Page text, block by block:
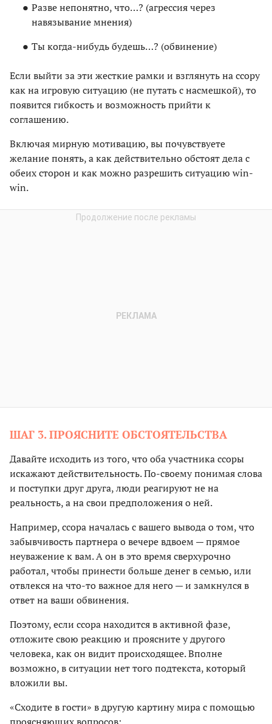
Разве непонятно, что…? (агрессия через
навязывание мнения)
Ты когда-нибудь будешь…? (обвинение)
Если выйти за эти жесткие рамки и взглянуть на ссору
как на игровую ситуацию (не путать с насмешкой), то
появится гибкость и возможность прийти к
соглашению.
Включая мирную мотивацию, вы почувствуете
желание понять, а как действительно обстоят дела с
обеих сторон и как можно разрешить ситуацию win-
win.
ШАГ 3. ПРОЯСНИТЕ ОБСТОЯТЕЛЬСТВА
Давайте исходить из того, что оба участника ссоры
искажают действительность. По-своему понимая слова
и поступки друг друга, люди реагируют не на
реальность, а на свои предположения о ней.
Например, ссора началась с вашего вывода о том, что
забывчивость партнера о вечере вдвоем — прямое
неуважение к вам. А он в это время сверхурочно
работал, чтобы принести больше денег в семью, или
отвлекся на что-то важное для него — и замкнулся в
ответ на ваши обвинения.
Поэтому, если ссора находится в активной фазе,
отложите свою реакцию и проясните у другого
человека, как он видит происходящее. Вполне
возможно, в ситуации нет того подтекста, который
вложили вы.
«Сходите в гости» в другую картину мира с помощью